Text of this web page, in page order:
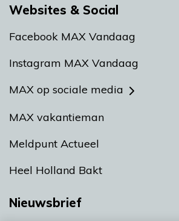
Websites & Social
Facebook MAX Vandaag
Instagram MAX Vandaag
MAX op sociale media
MAX vakantieman
Meldpunt Actueel
Heel Holland Bakt
Nieuwsbrief